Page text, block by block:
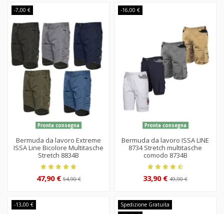
-7,00 €
Pronta consegna
Bermuda da lavoro Extreme
ISSA Line Bicolore Multitasche
Stretch 8834B
47,90 €54,90 €
-16,00 €
Pronta consegna
Bermuda da lavoro ISSA LINE
8734 Stretch multitasche
comodo 8734B
33,90 €49,90 €
-13,00 €
Spedizione Gratuita